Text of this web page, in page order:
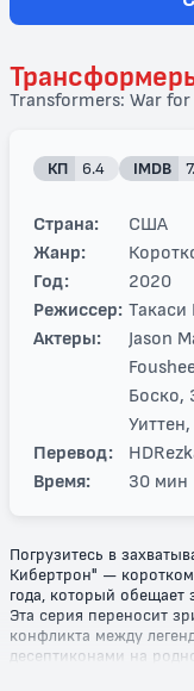
Transformers: War
КП 6.4 IMDB
Страна:
США
Жанр:
Год:
2020
Режиссер: Такаси
Актеры:
Jason
Боско,
Перевод:
Время:
30 мин
Погрузитесь в
Кибертрон" —
года, который обещает
Эта серия переносит
конфликта между
десептиконами на